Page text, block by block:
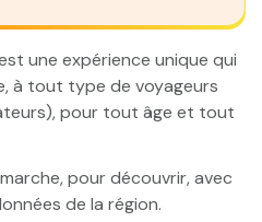
une expérience unique qui
à tout type de voyageurs
pour tout âge et tout
pour découvrir, avec
de la région.